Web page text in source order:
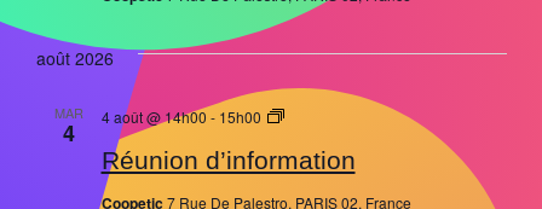
août 2026
MAR
4
Réunion d’information
4 août @ 14h00 - 15h00
Réunion
d’information
Coopetic7 Rue De Palestro, PARIS 02, France